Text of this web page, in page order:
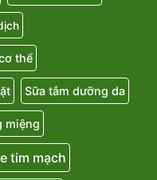
thể
Sữa tắm dưỡng da
miệng
tim mạch